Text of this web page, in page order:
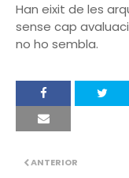
Han eixit de les
sense cap
no ho sembla.
ANTERIOR